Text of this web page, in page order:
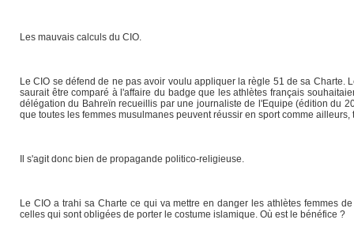
Les mauvais calculs du CIO.
Le CIO se défend de ne pas avoir voulu appliquer la règle 51 de sa
saurait être comparé à l'affaire du badge que les athlètes français
délégation du Bahreïn recueillis par une journaliste de l'Equipe (édition du
que toutes les femmes musulmanes peuvent réussir en sport comme
Il s'agit donc bien de propagande politico-religieuse.
Le CIO a trahi sa Charte ce qui va mettre en danger les athlètes femmes
celles qui sont obligées de porter le costume islamique. Où est le bénéfice ?